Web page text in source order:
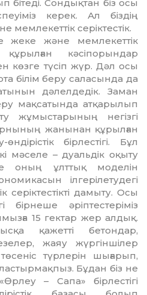
бітеді. Сон­дық­тан біз осы
ке­рек. Ал біздің
серіктестік.
жеке және мем­лекеттік
құрылған кә­сіпорындар
көзге түсіп жүр. Дәл осы
білім беру саласында да
дәлелдедік. За­ман
мақса­тын­да атқарылып
жұ­мыстарының негізгі
жанынан құрылған
бірлестігі. Бұл
мәселе – дуальдік оқыту
оның ұлттық моделін
ілгерілетудегі
дамыту. Осы
бірнеше әріптестеріміз
15 гектар жер ал­дық.
қажетті бе­тон­дар,
жаяу жүргіншілер
түрлерін шығарып,
Бұдан біз не
– Сапа» бір­лестігі